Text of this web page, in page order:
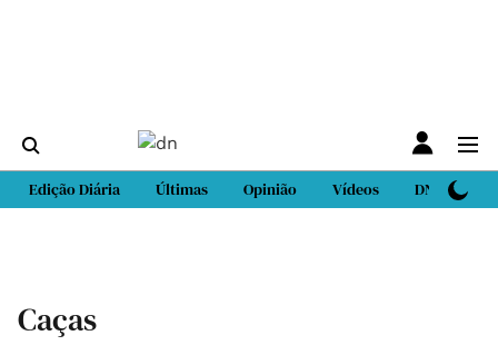
Edição Diária Últimas Opinião Vídeos DN Sport
Caças